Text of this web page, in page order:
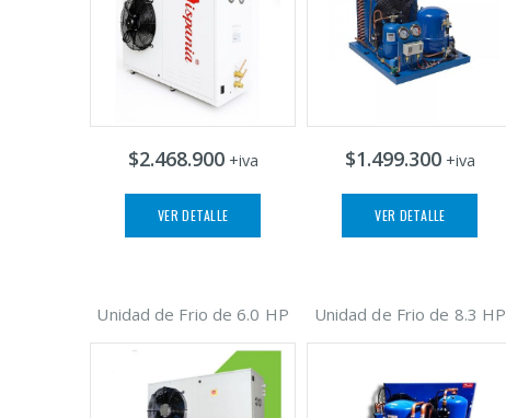
$2.468.900+iva
VER DETALLE
$1.499.300+iva
VER DETALLE
Unidad de Frio de 6.0 HP Unidad de Frio de 8.3 HP